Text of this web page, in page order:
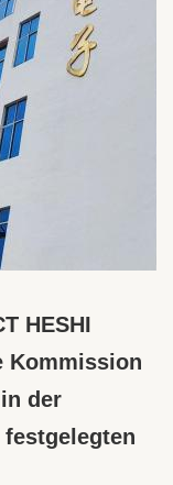
HESHI
Kommission
der
festgelegten